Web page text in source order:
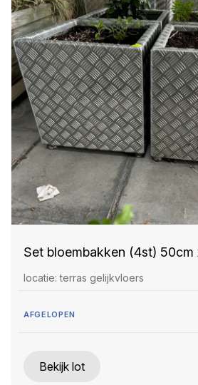
Set bloembakken (4st) 50cm
locatie: terras gelijkvloers
AFGELOPEN
Bekijk lot